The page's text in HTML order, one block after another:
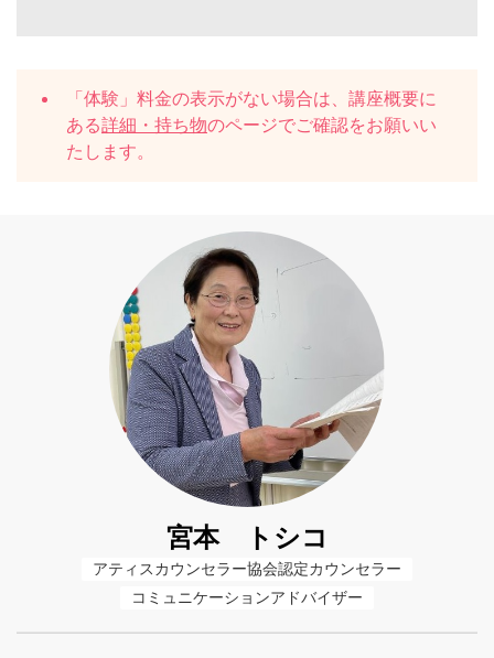
「体験」料金の表示がない場合は、講座概要に
ある詳細・持ち物のページでご確認をお願いい
たします。
宮本 トシコ
アティスカウンセラー協会認定カウンセラー
コミュニケーションアドバイザー